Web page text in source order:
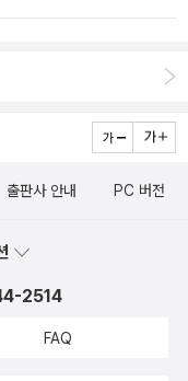
에게나 긍
이다. 성공은 그
, 로버트 콜리에, 어네스
은 우리 자신과 멀리 있
을 절감하게 될 것이다.
출판사 안내 PC 버전
2514
FAQ